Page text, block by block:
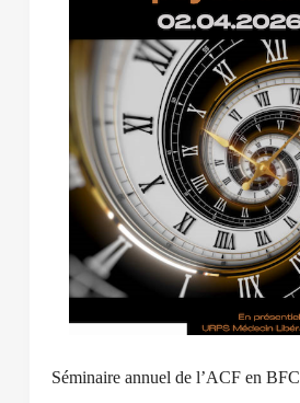
Séminaire annuel de l’ACF en BFC